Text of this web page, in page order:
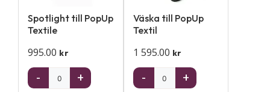
Spotlight till PopUp
Textile
995.00 kr
- +
Väska till PopUp
Textil
1 595.00 kr
- +